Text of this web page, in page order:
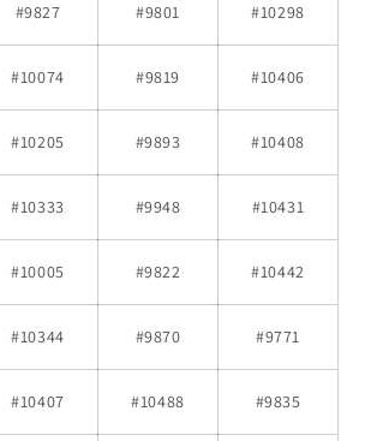
#9827 #9801 #10298
#10074 #9819 #10406
#10205 #9893 #10408
#10333 #9948 #10431
#10005 #9822 #10442
#10344 #9870 #9771
#10407 #10488 #9835